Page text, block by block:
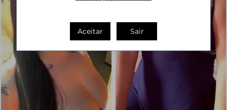
Aceitar Sair